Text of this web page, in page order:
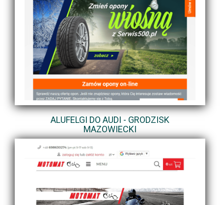
ALUFELGI DO AUDI - GRODZISK
MAZOWIECKI